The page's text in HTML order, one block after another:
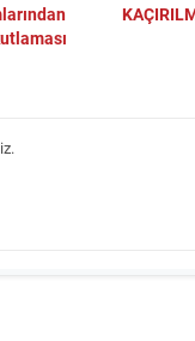
“Sandık